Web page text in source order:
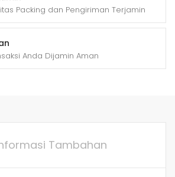
Packing dan Pengiriman Terjamin
Anda Dijamin Aman
Tambahan